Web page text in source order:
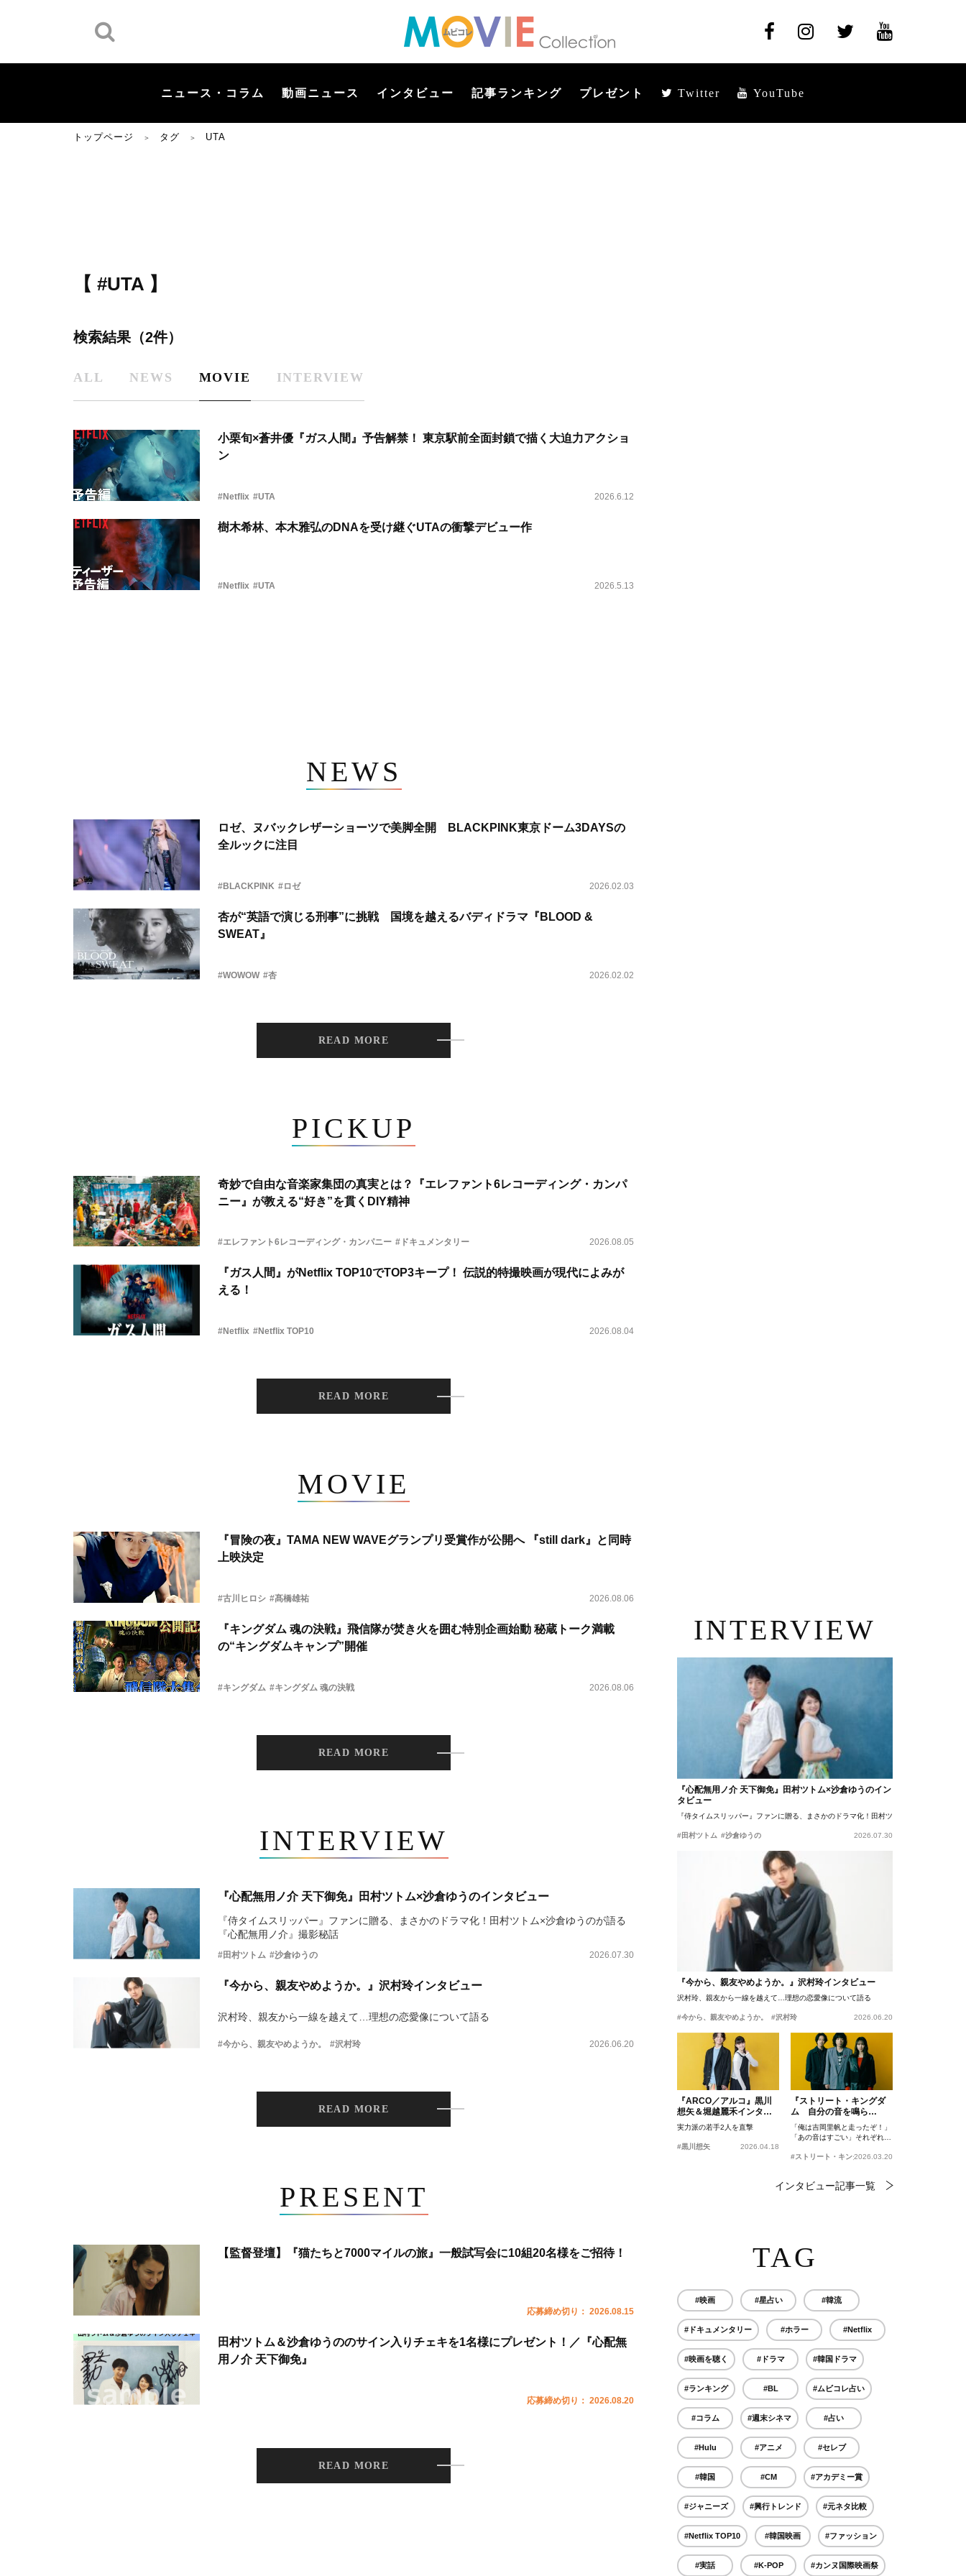
ニュース・コラム 動画ニュース インタビュー 記事ランキング プレゼント Twitter YouTube
トップページ ＞ タグ ＞ UTA
【 #UTA 】
検索結果（2件）
ALL NEWS MOVIE INTERVIEW
小栗旬×蒼井優『ガス人間』予告解禁！ 東京駅前全面封鎖で描く大迫力アクショ
ン
#Netflix #UTA 2026.6.12
樹木希林、本木雅弘のDNAを受け継ぐUTAの衝撃デビュー作
#Netflix #UTA 2026.5.13
NEWS
ロゼ、ヌバックレザーショーツで美脚全開 BLACKPINK東京ドーム3DAYSの
全ルックに注目
#BLACKPINK #ロゼ 2026.02.03
杏が“英語で演じる刑事”に挑戦 国境を越えるバディドラマ『BLOOD &
SWEAT』
#WOWOW #杏 2026.02.02
READ MORE
PICKUP
奇妙で自由な音楽家集団の真実とは？『エレファント6レコーディング・カンパ
ニー』が教える“好き”を貫くDIY精神
#エレファント6レコーディング・カンパニー #ドキュメンタリー 2026.08.05
『ガス人間』がNetflix TOP10でTOP3キープ！ 伝説的特撮映画が現代によみが
える！
#Netflix #Netflix TOP10 2026.08.04
READ MORE
MOVIE
『冒険の夜』TAMA NEW WAVEグランプリ受賞作が公開へ 『still dark』と同時
上映決定
#古川ヒロシ #髙橋雄祐 2026.08.06
『キングダム 魂の決戦』飛信隊が焚き火を囲む特別企画始動 秘蔵トーク満載
の“キングダムキャンプ”開催
#キングダム #キングダム 魂の決戦 2026.08.06
READ MORE
INTERVIEW
『心配無用ノ介 天下御免』田村ツトム×沙倉ゆうのインタビュー
『侍タイムスリッパー』ファンに贈る、まさかのドラマ化！田村ツトム×沙倉ゆうのが語る
『心配無用ノ介』撮影秘話
#田村ツトム #沙倉ゆうの 2026.07.30
『今から、親友やめようか。』沢村玲インタビュー
沢村玲、親友から一線を越えて…理想の恋愛像について語る
#今から、親友やめようか。 #沢村玲 2026.06.20
READ MORE
PRESENT
【監督登壇】『猫たちと7000マイルの旅』一般試写会に10組20名様をご招待！
応募締め切り： 2026.08.15
田村ツトム＆沙倉ゆうののサイン入りチェキを1名様にプレゼント！／『心配無
用ノ介 天下御免』
応募締め切り： 2026.08.20
READ MORE
INTERVIEW
『心配無用ノ介 天下御免』田村ツトム×沙倉ゆうのイン
タビュー
『侍タイムスリッパー』ファンに贈る、まさかのドラマ化！田村ツトム×沙倉ゆうのが語
#田村ツトム #沙倉ゆうの 2026.07.30
『今から、親友やめようか。』沢村玲インタビュー
沢村玲、親友から一線を越えて…理想の恋愛像について語る
#今から、親友やめようか。 #沢村玲 2026.06.20
『ARCO／アルコ』黒川
想矢＆堀越麗禾インタビ
ュー
実力派の若手2人を直撃
#黒川想矢 2026.04.18
『ストリート・キングダ
ム 自分の音を鳴ら
せ。』峯田和伸、若葉竜
也、吉岡里帆インタビュ
ー
「俺は吉岡里帆と走ったぞ！」
「あの音はすごい」それぞれの
#ストリート・キングダム 自分の音を鳴らせ。
2026.03.20
インタビュー記事一覧
TAG
#映画 #星占い #韓流
#ドキュメンタリー #ホラー #Netflix
#映画を聴く #ドラマ #韓国ドラマ
#ランキング #BL #ムビコレ占い
#コラム #週末シネマ #占い
#Hulu #アニメ #セレブ
#韓国 #CM #アカデミー賞
#ジャニーズ #興行トレンド #元ネタ比較
#Netflix TOP10 #韓国映画 #ファッション
#実話 #K-POP #カンヌ国際映画祭